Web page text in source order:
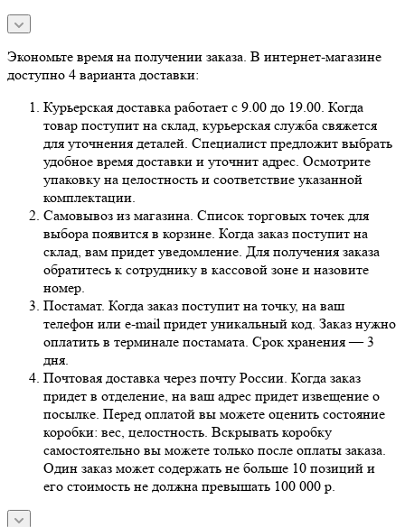
Экономьте время на получении заказа. В интернет-магазине
доступно 4 варианта доставки:
Курьерская доставка работает с 9.00 до 19.00. Когда
товар поступит на склад, курьерская служба свяжется
для уточнения деталей. Специалист предложит выбрать
удобное время доставки и уточнит адрес. Осмотрите
упаковку на целостность и соответствие указанной
комплектации.
Самовывоз из магазина. Список торговых точек для
выбора появится в корзине. Когда заказ поступит на
склад, вам придет уведомление. Для получения заказа
обратитесь к сотруднику в кассовой зоне и назовите
номер.
Постамат. Когда заказ поступит на точку, на ваш
телефон или e-mail придет уникальный код. Заказ нужно
оплатить в терминале постамата. Срок хранения — 3
дня.
Почтовая доставка через почту России. Когда заказ
придет в отделение, на ваш адрес придет извещение о
посылке. Перед оплатой вы можете оценить состояние
коробки: вес, целостность. Вскрывать коробку
самостоятельно вы можете только после оплаты заказа.
Один заказ может содержать не больше 10 позиций и
его стоимость не должна превышать 100 000 р.